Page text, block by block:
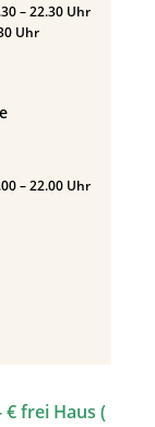
– 22.30 Uhr
Uhr
– 22.00 Uhr
frei Haus (